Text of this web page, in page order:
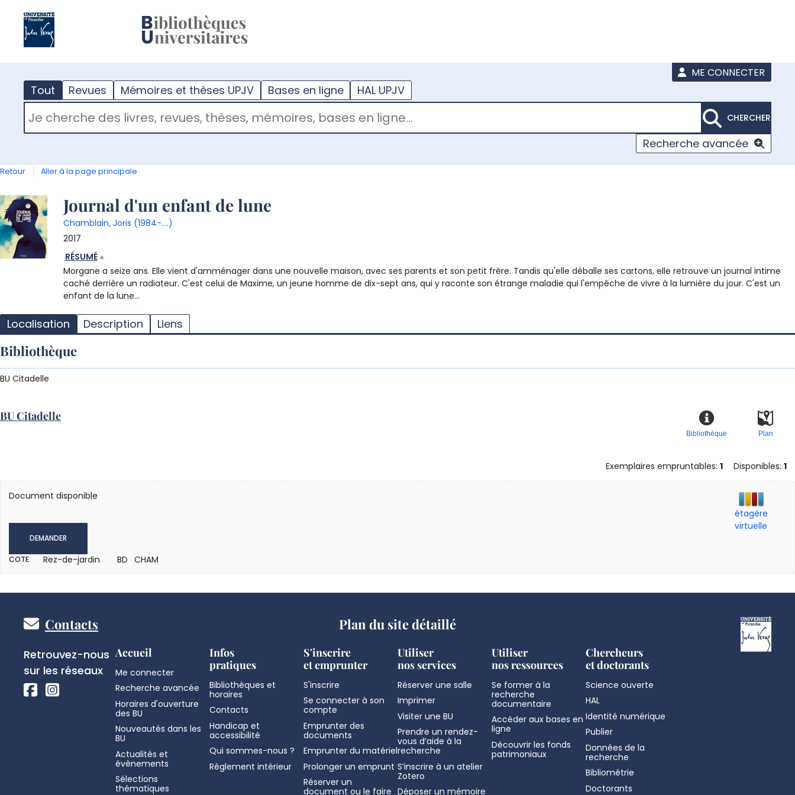
ME CONNECTER
Tout Revues Mémoires et thèses UPJV Bases en ligne HAL UPJV
RECHERCHER DANS "TOUT"
CHERCHER
Recherche avancée
Retour Aller à la page principale
Détail
document
Journal d'un enfant de lune
Chamblain, Joris (1984-....)
2017
RÉSUMÉ
Morgane a seize ans. Elle vient d'amménager dans une nouvelle maison, avec ses parents et son petit frère. Tandis qu'elle déballe ses cartons, elle retrouve un journal intime
caché derrière un radiateur. C'est celui de Maxime, un jeune homme de dix-sept ans, qui y raconte son étrange maladie qui l'empêche de vivre à la lumière du jour. C'est un
enfant de la lune...
Localisation Description Liens
Bibliothèque
BU Citadelle
BU Citadelle
Plan
Bibliothèque
Exemplaires empruntables: 1 Disponibles: 1
Document disponible
DEMANDER
COTE Rez-de-jardin BD CHAM
étagère
virtuelle
Pied
de
page
Contacts
Réseaux
sociaux
Retrouvez-nous
sur les réseaux
Plan du site détaillé
Accueil
Me connecter
Recherche avancée
Horaires d'ouverture
des BU
Nouveautés dans les
BU
Actualités et
évènements
Sélections
thématiques
Infos
pratiques
Bibliothèques et
horaires
Contacts
Handicap et
accessibilité
Qui sommes-nous ?
Règlement intérieur
S'inscrire
et emprunter
S'inscrire
Se connecter à son
compte
Emprunter des
documents
Emprunter du matériel
Prolonger un emprunt
Réserver un
document ou le faire
Utiliser
nos services
Réserver une salle
Imprimer
Visiter une BU
Prendre un rendez-
vous d’aide à la
recherche
S’inscrire à un atelier
Zotero
Déposer un mémoire
Utiliser
nos ressources
Se former à la
recherche
documentaire
Accéder aux bases en
ligne
Découvrir les fonds
patrimoniaux
Chercheurs
et doctorants
Science ouverte
HAL
Identité numérique
Publier
Données de la
recherche
Bibliométrie
Doctorants